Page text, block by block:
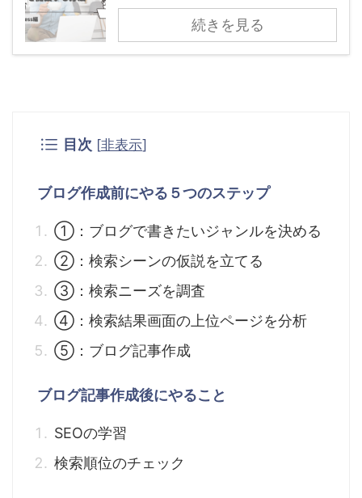
続きを見る
目次 [非表示]
ブログ作成前にやる５つのステップ
①：ブログで書きたいジャンルを決める
②：検索シーンの仮説を立てる
③：検索ニーズを調査
④：検索結果画面の上位ページを分析
⑤：ブログ記事作成
ブログ記事作成後にやること
SEOの学習
検索順位のチェック